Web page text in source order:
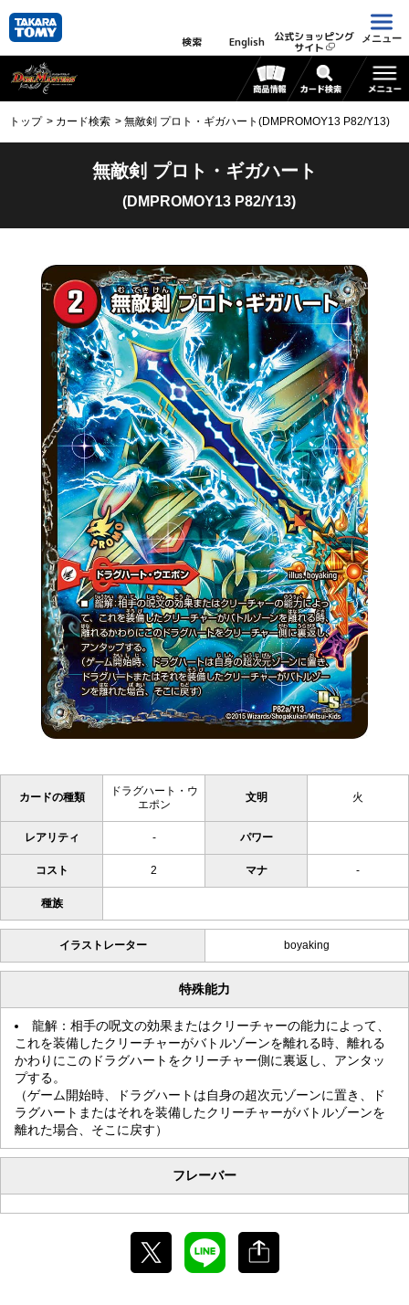
検索 English 公式ショッピング
サイト
メニュー
トップ カード検索 無敵剣 プロト・ギガハート(DMPROMOY13 P82/Y13)
無敵剣 プロト・ギガハート
(DMPROMOY13 P82/Y13)
カードの種類
ドラグハート・ウ
エポン
文明 火
レアリティ - パワー
コスト 2 マナ -
種族
イラストレーター boyaking
特殊能力
龍解：相手の呪文の効果またはクリーチャーの能力によって、
これを装備したクリーチャーがバトルゾーンを離れる時、離れる
かわりにこのドラグハートをクリーチャー側に裏返し、アンタッ
プする。
（ゲーム開始時、ドラグハートは自身の超次元ゾーンに置き、ド
ラグハートまたはそれを装備したクリーチャーがバトルゾーンを
離れた場合、そこに戻す）
フレーバー